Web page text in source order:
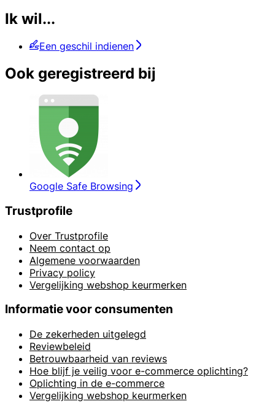
Ik wil...
Een geschil indienen
Ook geregistreerd bij
Google Safe Browsing
Trustprofile
Over Trustprofile
Neem contact op
Algemene voorwaarden
Privacy policy
Vergelijking webshop keurmerken
Informatie voor consumenten
De zekerheden uitgelegd
Reviewbeleid
Betrouwbaarheid van reviews
Hoe blijf je veilig voor e-commerce oplichting?
Oplichting in de e-commerce
Vergelijking webshop keurmerken